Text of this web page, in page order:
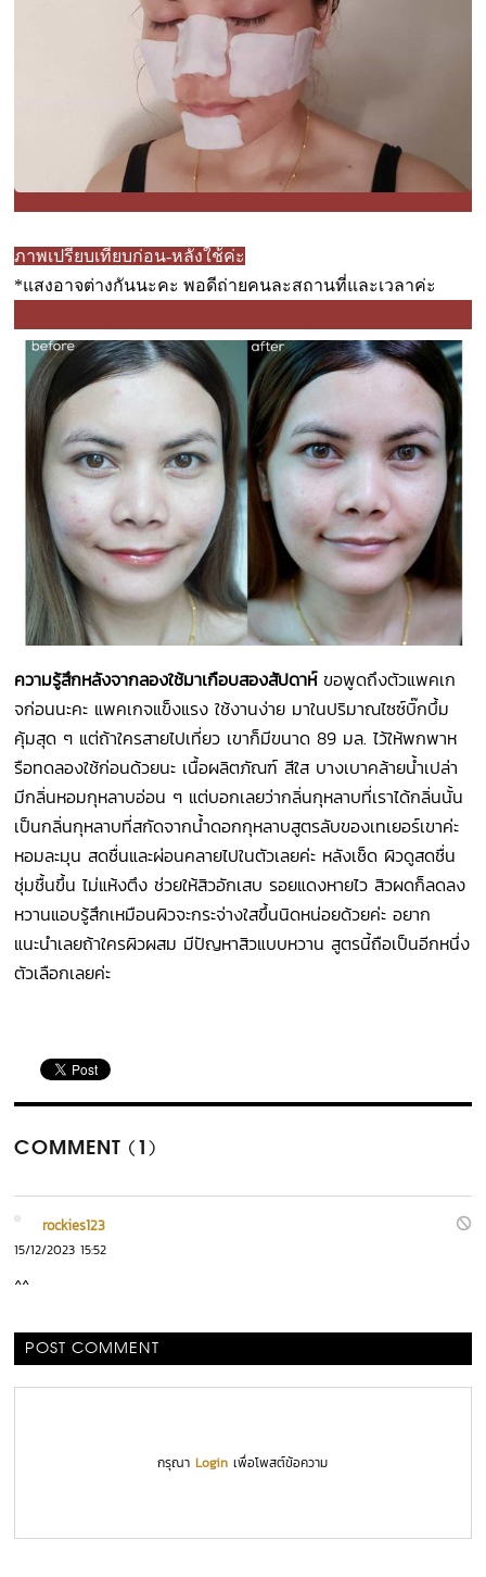
ภาพเปรียบเทียบก่อน-หลังใช้ค่ะ
*แสงอาจต่างกันนะคะ พอดีถ่ายคนละสถานที่และเวลาค่ะ
ความรู้สึกหลังจากลองใช้มาเกือบสองสัปดาห์ขอพูดถึงตัวแพคเก
จก่อนนะคะ แพคเกจแข็งแรง ใช้งานง่าย มาในปริมาณไซซ์บิ๊กบึ้ม
คุ้มสุด ๆ แต่ถ้าใครสายไปเที่ยว เขาก็มีขนาด 89 มล. ไว้ให้พกพาห
รือทดลองใช้ก่อนด้วยนะ เนื้อผลิตภัณฑ์ สีใส บางเบาคล้ายน้ำเปล่า
มีกลิ่นหอมกุหลาบอ่อน ๆ แต่บอกเลยว่ากลิ่นกุหลาบที่เราได้กลิ่นนั้น
เป็นกลิ่นกุหลาบที่สกัดจากน้ำดอกกุหลาบสูตรลับของเทเยอร์เขาค่ะ
หอมละมุน สดชื่นและผ่อนคลายไปในตัวเลยค่ะ หลังเช็ด ผิวดูสดชื่น
ชุ่มชื้นขึ้น ไม่แห้งตึง ช่วยให้สิวอักเสบ รอยแดงหายไว สิวผดก็ลดลง
หวานแอบรู้สึกเหมือนผิวจะกระจ่างใสขึ้นนิดหน่อยด้วยค่ะ อยาก
แนะนำเลยถ้าใครผิวผสม มีปัญหาสิวแบบหวาน สูตรนี้ถือเป็นอีกหนึ่ง
ตัวเลือกเลยค่ะ
COMMENT (1)
rockies123
15/12/2023 15:52
^^
POST COMMENT
กรุณาLogin เพื่อโพสต์ข้อความ